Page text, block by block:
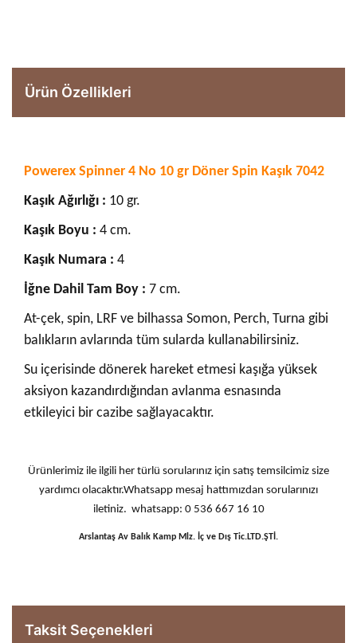
Ürün Özellikleri
Powerex Spinner 4 No 10 gr Döner Spin Kaşık 7042
Kaşık Ağırlığı : 10 gr.
Kaşık Boyu : 4 cm.
Kaşık Numara : 4
İğne Dahil Tam Boy : 7 cm.
At-çek, spin, LRF ve bilhassa Somon, Perch, Turna gibi
balıkların avlarında tüm sularda kullanabilirsiniz.
Su içerisinde dönerek hareket etmesi kaşığa yüksek
aksiyon kazandırdığından avlanma esnasında
etkileyici bir cazibe sağlayacaktır.
Ürünlerimiz ile ilgili her türlü sorularınız için satış temsilcimiz size
yardımcı olacaktır.Whatsapp mesaj hattımızdan sorularınızı
iletiniz. whatsapp: 0 536 667 16 10
Arslantaş Av Balık Kamp Mlz. İç ve Dış Tic.LTD.ŞTİ.
Taksit Seçenekleri